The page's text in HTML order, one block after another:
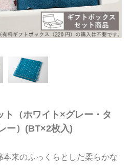
ト（ホワイト×グレー・タ
ー）(BT×2枚入)
来のふっくらとした柔らかな